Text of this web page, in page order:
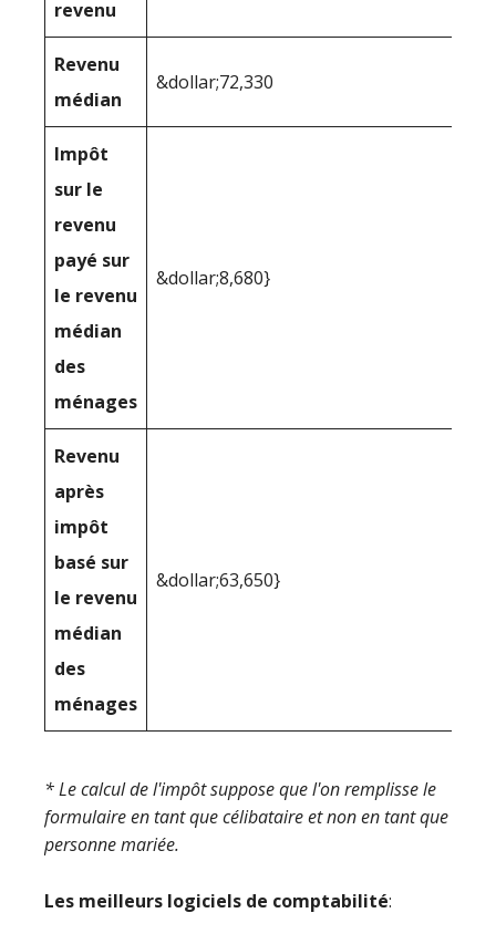
revenu
Revenu
médian
&dollar;72,330
Impôt
sur le
revenu
payé sur
le revenu
médian
des
ménages
&dollar;8,680}
Revenu
après
impôt
basé sur
le revenu
médian
des
ménages
&dollar;63,650}
* Le calcul de l'impôt suppose que l'on remplisse le
formulaire en tant que célibataire et non en tant que
personne mariée.
Les meilleurs logiciels de comptabilité: